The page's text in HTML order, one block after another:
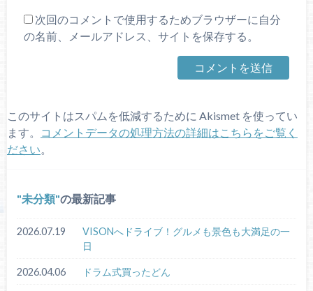
次回のコメントで使用するためブラウザーに自分
の名前、メールアドレス、サイトを保存する。
このサイトはスパムを低減するために Akismet を使ってい
ます。
コメントデータの処理方法の詳細はこちらをご覧く
ださい
未分類 の最新記事
2026.07.19
VISONへドライブ！グルメも景色も大満足の一
日
2026.04.06 ドラム式買ったどん